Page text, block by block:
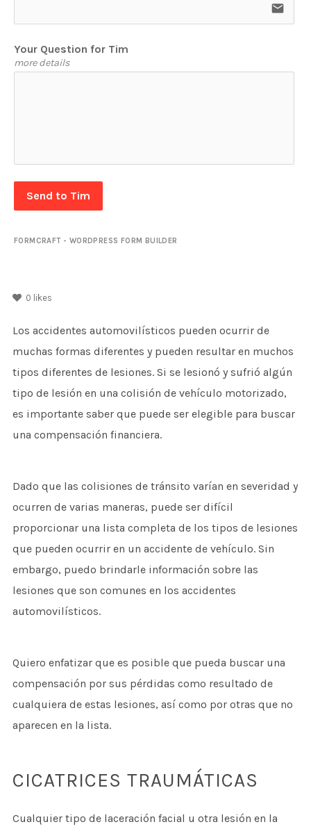
email
Your Question for Tim
more details
Send to Tim
FORMCRAFT - WORDPRESS FORM BUILDER
0 likes
Los accidentes automovilísticos pueden ocurrir de
muchas formas diferentes y pueden resultar en muchos
tipos diferentes de lesiones. Si se lesionó y sufrió algún
tipo de lesión en una colisión de vehículo motorizado,
es importante saber que puede ser elegible para buscar
una compensación financiera.
Dado que las colisiones de tránsito varían en severidad y
ocurren de varias maneras, puede ser difícil
proporcionar una lista completa de los tipos de lesiones
que pueden ocurrir en un accidente de vehículo. Sin
embargo, puedo brindarle información sobre las
lesiones que son comunes en los accidentes
automovilísticos.
Quiero enfatizar que es posible que pueda buscar una
compensación por sus pérdidas como resultado de
cualquiera de estas lesiones, así como por otras que no
aparecen en la lista.
CICATRICES TRAUMÁTICAS
Cualquier tipo de laceración facial u otra lesión en la